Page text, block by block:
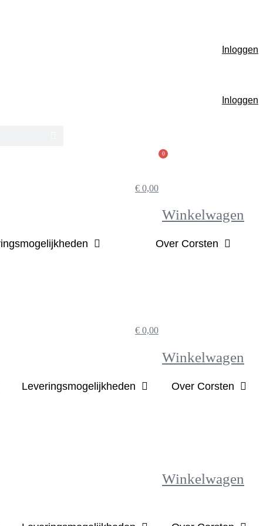
Inloggen
Inloggen
€ 0,00
0
Winkelwagen
Over Corsten
€ 0,00
Winkelwagen
Leveringsmogelijkheden Over Corsten
Winkelwagen